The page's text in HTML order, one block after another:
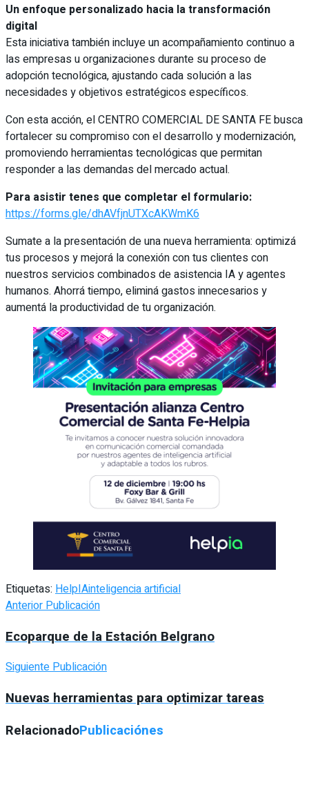
Un enfoque personalizado hacia la transformación
digital
Esta iniciativa también incluye un acompañamiento continuo a
las empresas u organizaciones durante su proceso de
adopción tecnológica, ajustando cada solución a las
necesidades y objetivos estratégicos específicos.
Con esta acción, el CENTRO COMERCIAL DE SANTA FE busca
fortalecer su compromiso con el desarrollo y modernización,
promoviendo herramientas tecnológicas que permitan
responder a las demandas del mercado actual.
Para asistir tenes que completar el formulario:
https://forms.gle/dhAVfjnUTXcAKWmK6
Sumate a la presentación de una nueva herramienta: optimizá
tus procesos y mejorá la conexión con tus clientes con
nuestros servicios combinados de asistencia IA y agentes
humanos. Ahorrá tiempo, eliminá gastos innecesarios y
aumentá la productividad de tu organización.
Etiquetas: HelpIAinteligencia artificial
Anterior Publicación
Ecoparque de la Estación Belgrano
Siguiente Publicación
Nuevas herramientas para optimizar tareas
RelacionadoPublicaciónes